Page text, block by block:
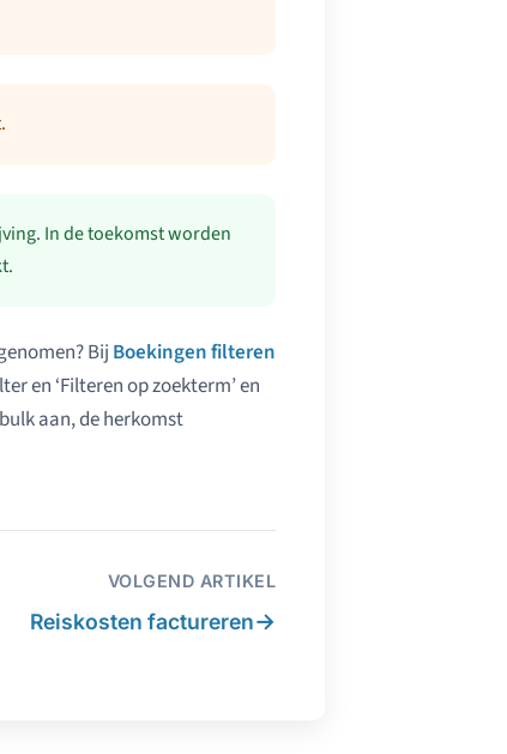
In de toekomst worden
Bij Boekingen filteren
en ‘Filteren op zoekterm’ en
aan, de herkomst
VOLGEND ARTIKEL
Reiskosten factureren→